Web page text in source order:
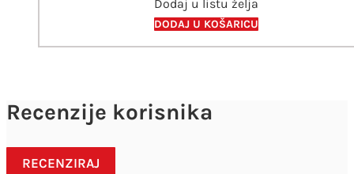
Dodaj u listu želja
DODAJ U KOŠARICU
Recenzije korisnika
RECENZIRAJ